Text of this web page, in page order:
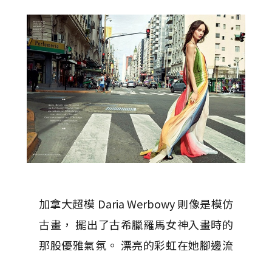
加拿大超模 Daria Werbowy 則像是模仿
古畫， 擺出了古希臘羅馬女神入畫時的
那股優雅氣氛。 漂亮的彩虹在她腳邊流